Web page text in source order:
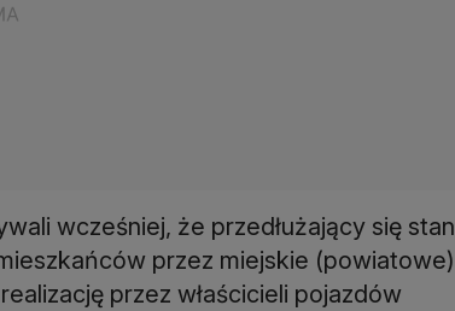
wcześniej, że przedłużający się stan
przez miejskie (powiatowe)
przez właścicieli pojazdów